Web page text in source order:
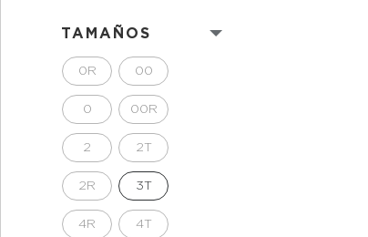
TAMAÑOS
0R 00
0 00R
2 2T
2R 3T
4R 4T